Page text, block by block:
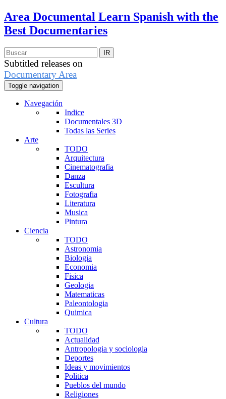
Area Documental Learn Spanish with the
Best Documentaries
Subtitled releases on
Documentary Area
Toggle navigation
Navegación
Indice
Documentales 3D
Todas las Series
Arte
TODO
Arquitectura
Cinematografia
Danza
Escultura
Fotografia
Literatura
Musica
Pintura
Ciencia
TODO
Astronomia
Biologia
Economia
Fisica
Geologia
Matematicas
Paleontologia
Quimica
Cultura
TODO
Actualidad
Antropologia y sociologia
Deportes
Ideas y movimientos
Politica
Pueblos del mundo
Religiones